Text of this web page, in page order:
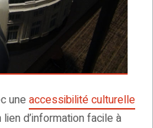
une accessibilité culturelle
d’information facile à